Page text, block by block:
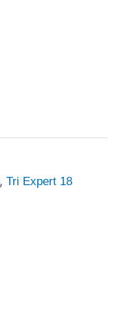
,Tri Expert 18